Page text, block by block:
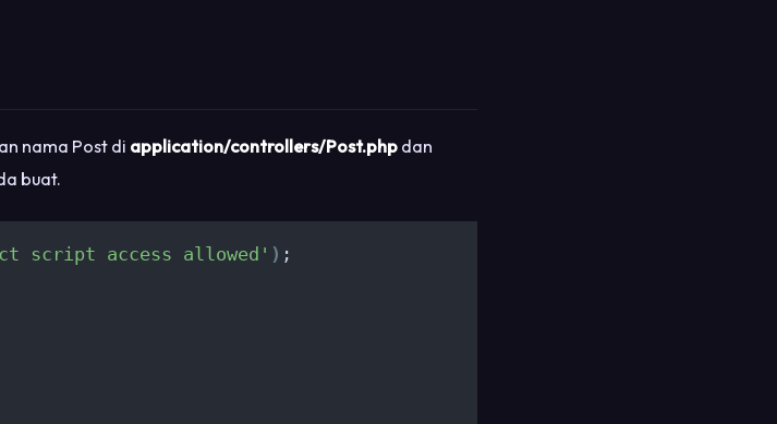
nama Post di application/controllers/Post.phpdan
buat.
script access allowed' ) ;